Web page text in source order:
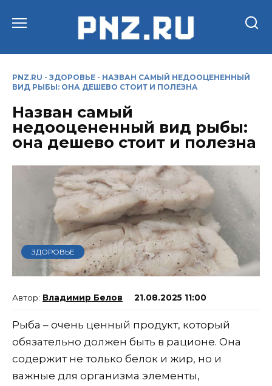
PNZ.RU - ЗДОРОВЬЕ - НАЗВАН САМЫЙ НЕДООЦЕНЕННЫЙ
ВИД РЫБЫ: ОНА ДЕШЕВО СТОИТ И ПОЛЕЗНА
Назван самый
недооцененный вид рыбы:
она дешево стоит и полезна
ЗДОРОВЬЕ
Владимир Белов 21.08.2025 11:00
Рыба – очень ценный продукт, который
обязательно должен быть в рационе. Она
содержит не только белок и жир, но и
важные для организма элементы,